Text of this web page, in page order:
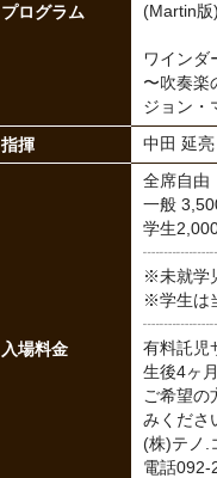
プログラム (Martin版
ワインダ
〜吹奏楽
ジョン・
指揮 中田 延亮
入場料金
全席自由
一般
学生
※未就学
※学生は
有料託児
生後4ヶ
ご希望の
みくださ
(株)テノ.
電話092-